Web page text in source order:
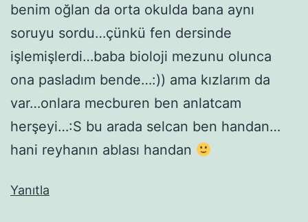
benim oğlan da orta okulda bana aynı
soruyu sordu…çünkü fen dersinde
işlemişlerdi…baba bioloji mezunu olunca
ona pasladım bende…:)) ama kızlarım da
var…onlara mecburen ben anlatcam
herşeyi…:S bu arada selcan ben handan…
hani reyhanın ablası handan
Yanıtla